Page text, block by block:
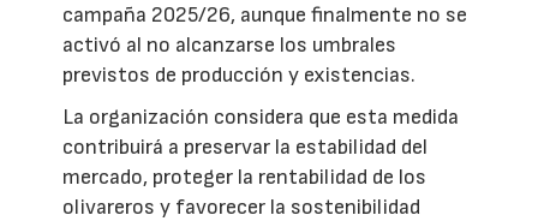
campaña 2025/26, aunque finalmente no se
activó al no alcanzarse los umbrales
previstos de producción y existencias.
La organización considera que esta medida
contribuirá a preservar la estabilidad del
mercado, proteger la rentabilidad de los
olivareros y favorecer la sostenibilidad